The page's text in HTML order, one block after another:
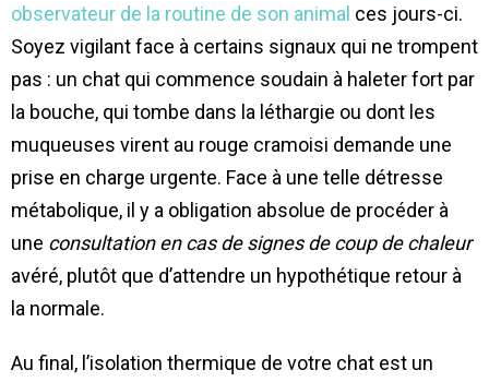
observateur de la routine de son animal ces jours-ci.
Soyez vigilant face à certains signaux qui ne trompent
pas : un chat qui commence soudain à haleter fort par
la bouche, qui tombe dans la léthargie ou dont les
muqueuses virent au rouge cramoisi demande une
prise en charge urgente. Face à une telle détresse
métabolique, il y a obligation absolue de procéder à
une consultation en cas de signes de coup de chaleur
avéré, plutôt que d’attendre un hypothétique retour à
la normale.
Au final, l’isolation thermique de votre chat est un